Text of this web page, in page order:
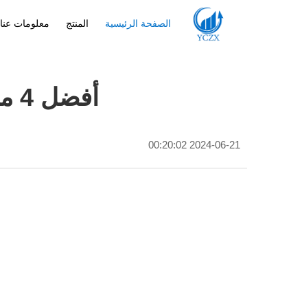
الصفحة الرئيسية المنتج معلومات عنا
أفضل 4 مصنعي مضخة الشفط ذات الحاجز في كندا
2024-06-21 00:20:02